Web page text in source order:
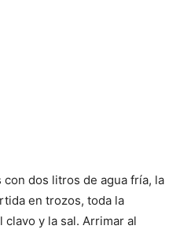
dos litros de agua fría, la
en trozos, toda la
clavo y la sal. Arrimar al